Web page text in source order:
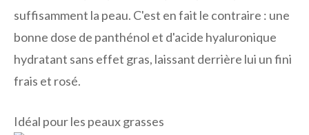
suffisamment la peau. C'est en fait le contraire : une
bonne dose de panthénol et d'acide hyaluronique
hydratant sans effet gras, laissant derrière lui un fini
frais et rosé.
Idéal pour les peaux grasses